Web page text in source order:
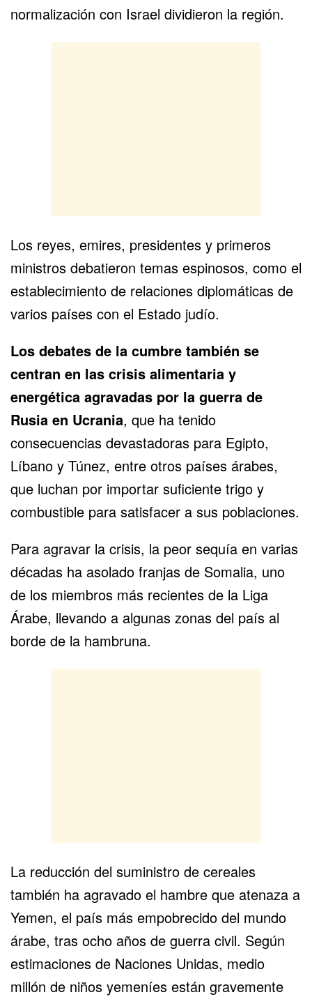
normalización con Israel dividieron la región.
Los reyes, emires, presidentes y primeros
ministros debatieron temas espinosos, como el
establecimiento de relaciones diplomáticas de
varios países con el Estado judío.
Los debates de la cumbre también se
centran en las crisis alimentaria y
energética agravadas por la guerra de
Rusia en Ucrania, que ha tenido
consecuencias devastadoras para Egipto,
Líbano y Túnez, entre otros países árabes,
que luchan por importar suficiente trigo y
combustible para satisfacer a sus poblaciones.
Para agravar la crisis, la peor sequía en varias
décadas ha asolado franjas de Somalia, uno
de los miembros más recientes de la Liga
Árabe, llevando a algunas zonas del país al
borde de la hambruna.
La reducción del suministro de cereales
también ha agravado el hambre que atenaza a
Yemen, el país más empobrecido del mundo
árabe, tras ocho años de guerra civil. Según
estimaciones de Naciones Unidas, medio
millón de niños yemeníes están gravemente